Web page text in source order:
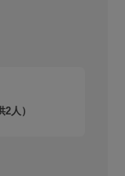
人）